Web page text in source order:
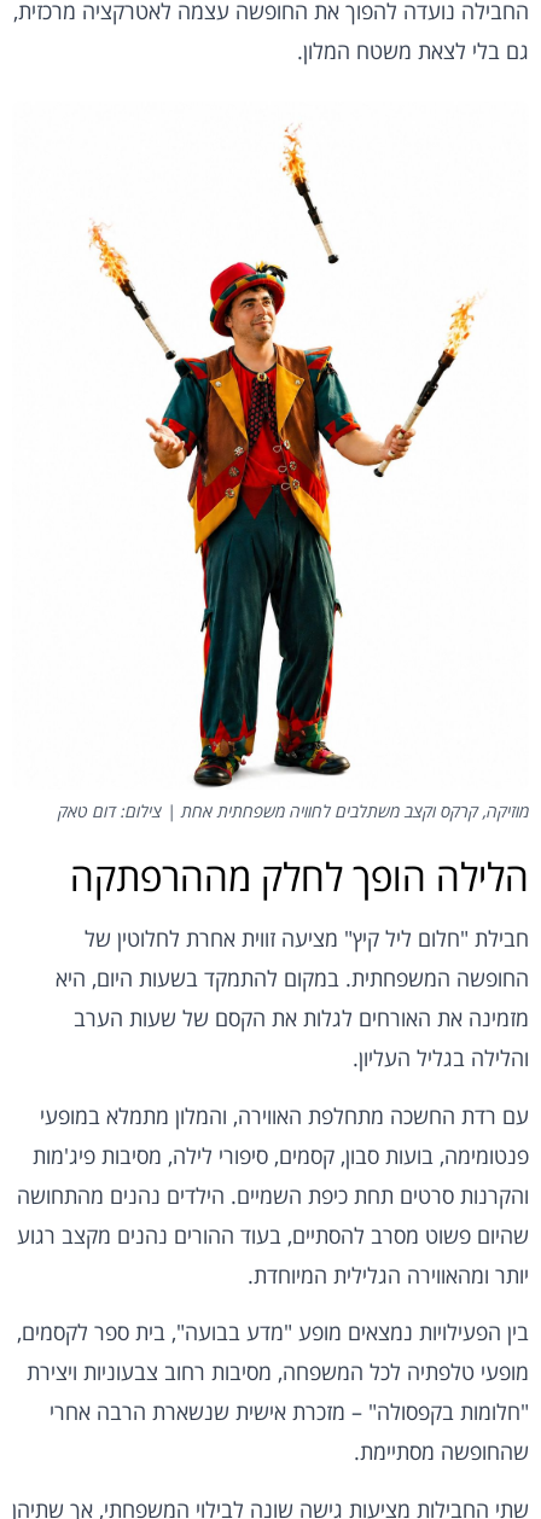
החבילה נועדה להפוך את החופשה עצמה לאטרקציה מרכזית,
גם בלי לצאת משטח המלון.
מוזיקה, קרקס וקצב משתלבים לחוויה משפחתית אחת | צילום: דום טאק
הלילה הופך לחלק מההרפתקה
חבילת "חלום ליל קיץ" מציעה זווית אחרת לחלוטין של
החופשה המשפחתית. במקום להתמקד בשעות היום, היא
מזמינה את האורחים לגלות את הקסם של שעות הערב
והלילה בגליל העליון.
עם רדת החשכה מתחלפת האווירה, והמלון מתמלא במופעי
פנטומימה, בועות סבון, קסמים, סיפורי לילה, מסיבות פיג'מות
והקרנות סרטים תחת כיפת השמיים. הילדים נהנים מהתחושה
שהיום פשוט מסרב להסתיים, בעוד ההורים נהנים מקצב רגוע
יותר ומהאווירה הגלילית המיוחדת.
בין הפעילויות נמצאים מופע "מדע בבועה", בית ספר לקסמים,
מופעי טלפתיה לכל המשפחה, מסיבות רחוב צבעוניות ויצירת
"חלומות בקפסולה" – מזכרת אישית שנשארת הרבה אחרי
שהחופשה מסתיימת.
שתי החבילות מציעות גישה שונה לבילוי המשפחתי, אך שתיהן